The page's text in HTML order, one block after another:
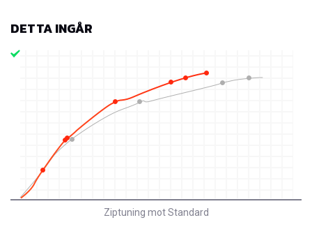
DETTA INGÅR
Ziptuning mot Standard